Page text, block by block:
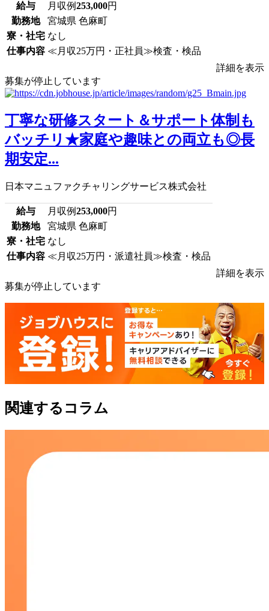
給与 月収例253,000円
勤務地
宮城県 色麻町
寮・社宅 なし
仕事内容 ≪月収25万円・正社員≫検査・検品
詳細を表示
募集が停止しています
丁寧な研修スタート＆サポート体制も
バッチリ★家庭や趣味との両立も◎長
期安定...
日本マニュファクチャリングサービス株式会社
給与 月収例253,000円
勤務地
宮城県 色麻町
寮・社宅 なし
仕事内容 ≪月収25万円・派遣社員≫検査・検品
詳細を表示
募集が停止しています
関連するコラム